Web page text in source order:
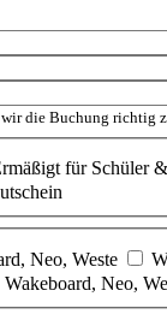
die Buchung richtig
für Schüler
Neo, Weste
Neo,